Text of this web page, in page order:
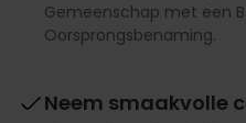
Gemeenschap met een
Oorsprongsbenaming.
Neem smaakvolle